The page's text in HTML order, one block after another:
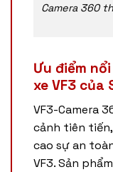
Camera 360
Ưu điểm
xe VF3 của
VF3-Camera
cảnh tiên
cao sự an
VF3. Sản